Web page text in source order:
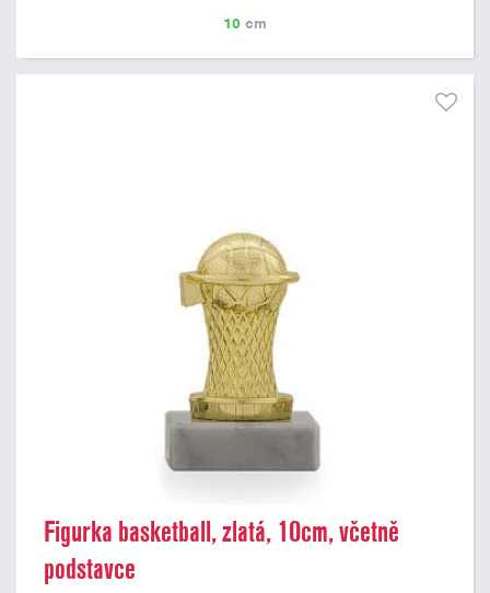
10 cm
Figurka basketball, zlatá, 10cm, včetně
podstavce